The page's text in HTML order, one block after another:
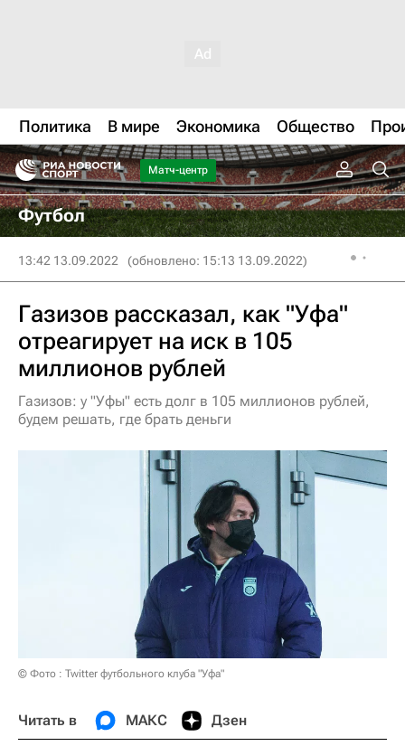
Политика В мире Экономика Общество
Матч-центр
Футбол
13:42 13.09.2022 (обновлено: 15:13 13.09.2022)
Газизов рассказал, как "Уфа"
отреагирует на иск в 105
миллионов рублей
Газизов: у "Уфы" есть долг в 105 миллионов рублей,
будем решать, где брать деньги
© Фото : Twitter футбольного клуба "Уфа"
Читать в МАКС Дзен